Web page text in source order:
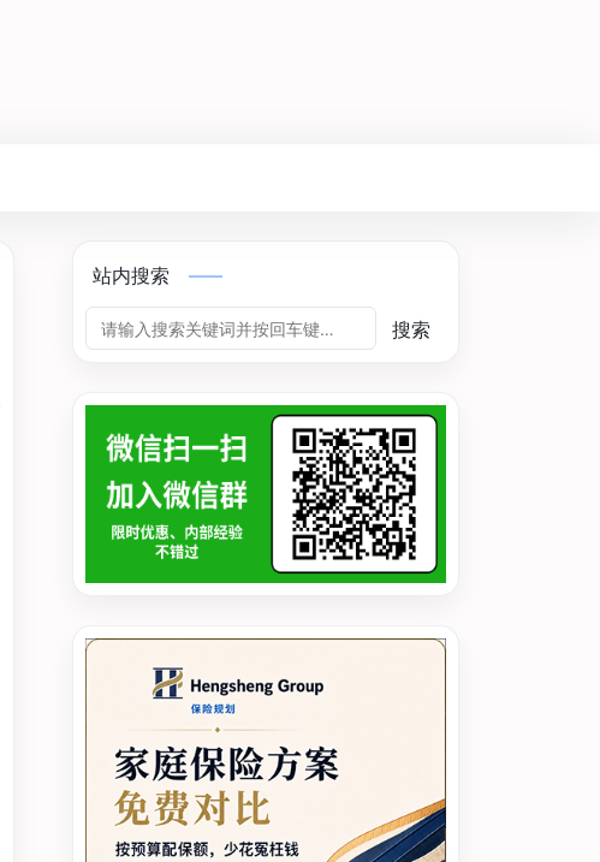
站内搜索
搜索